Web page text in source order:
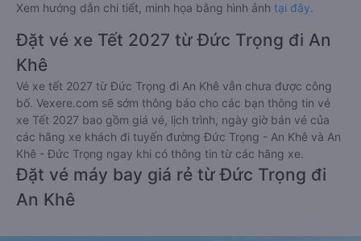
Xem hướng dẫn chi tiết, minh họa bằng hình ảnh tại đây.
Đặt vé xe Tết 2027 từ Đức Trọng đi An
Khê
Vé xe tết 2027 từ Đức Trọng đi An Khê vẫn chưa được công
bố. Vexere.com sẽ sớm thông báo cho các bạn thông tin vé
xe Tết 2027 bao gồm giá vé, lịch trình, ngày giờ bán vé của
các hãng xe khách đi tuyến đường Đức Trọng - An Khê và An
Khê - Đức Trọng ngay khi có thông tin từ các hãng xe.
Đặt vé máy bay giá rẻ từ Đức Trọng đi
An Khê